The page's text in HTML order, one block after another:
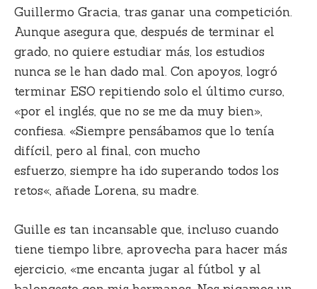
Guillermo Gracia, tras ganar una competición.
Aunque asegura que, después de terminar el
grado, no quiere estudiar más, los estudios
nunca se le han dado mal. Con apoyos, logró
terminar ESO repitiendo solo el último curso,
«por el inglés, que no se me da muy bien»,
confiesa. «Siempre pensábamos que lo tenía
difícil, pero al final, con mucho
esfuerzo, siempre ha ido superando todos los
retos«, añade Lorena, su madre.
Guille es tan incansable que, incluso cuando
tiene tiempo libre, aprovecha para hacer más
ejercicio, «me encanta jugar al fútbol y al